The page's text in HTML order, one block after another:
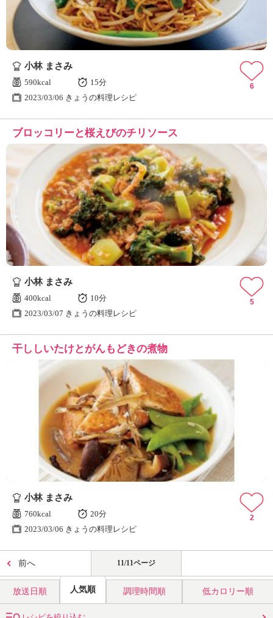
小林 まさみ
590kcal
15分
2023/03/06 きょうの料理レシピ
6
ブロッコリーと桜えびのチリソース
小林 まさみ
400kcal
10分
2023/03/07 きょうの料理レシピ
5
干ししいたけとがんもどきの煮物
小林 まさみ
760kcal
20分
2023/03/06 きょうの料理レシピ
2
前へ 11/11ページ
放送日順 人気順 調理時間順 低カロリー順